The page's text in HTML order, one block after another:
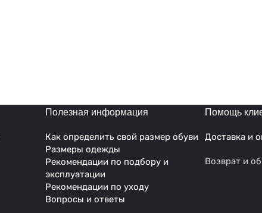
Полезная информация
Как определить свой размер обуви
Размеры одежды
Рекомендации по подбору и
эксплуатации
Рекомендации по уходу
Вопросы и ответы
Помощь
Доставка и
Возврат и